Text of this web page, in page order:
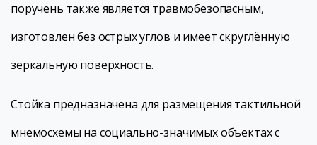
поручень также является травмобезопасным,
изготовлен без острых углов и имеет скруглённую
зеркальную поверхность.
Стойка предназначена для размещения тактильной
мнемосхемы на социально-значимых объектах с